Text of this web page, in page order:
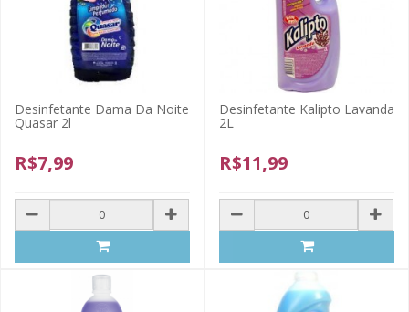
Desinfetante Dama Da Noite
Quasar 2l
R$7,99
Desinfetante Kalipto Lavanda
2L
R$11,99